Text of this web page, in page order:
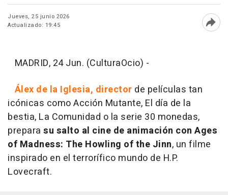
Jueves, 25 junio 2026
Actualizado: 19:45
MADRID, 24 Jun. (CulturaOcio) -
Álex de la Iglesia, director de películas tan
icónicas como Acción Mutante, El día de la
bestia, La Comunidad o la serie 30 monedas,
prepara su salto al cine de animación con Ages
of Madness: The Howling of the Jinn, un filme
inspirado en el terrorífico mundo de H.P.
Lovecraft.